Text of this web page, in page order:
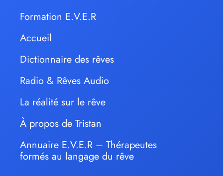
Formation E.V.E.R
Accueil
Dictionnaire des rêves
Radio & Rêves Audio
La réalité sur le rêve
À propos de Tristan
Annuaire E.V.E.R – Thérapeutes
formés au langage du rêve